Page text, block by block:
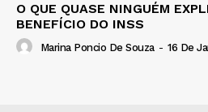
O QUE QUASE NINGUÉM
BENEFÍCIO DO INSS
Marina Poncio De Souza - 16 De